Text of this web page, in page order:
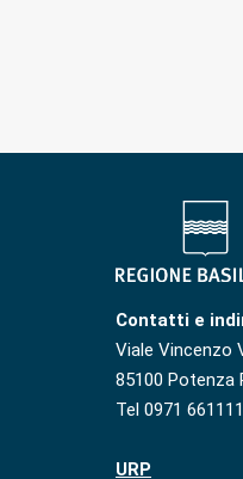
Contatti e
Viale Vincenzo
85100 Potenza
Tel 0971 661111
URP